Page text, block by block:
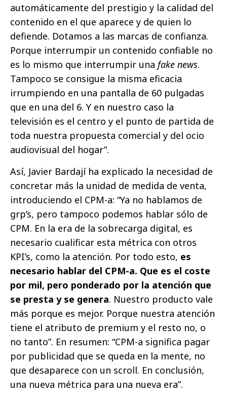
automáticamente del prestigio y la calidad del
contenido en el que aparece y de quien lo
defiende. Dotamos a las marcas de confianza.
Porque interrumpir un contenido confiable no
es lo mismo que interrumpir una fake news.
Tampoco se consigue la misma eficacia
irrumpiendo en una pantalla de 60 pulgadas
que en una del 6. Y en nuestro caso la
televisión es el centro y el punto de partida de
toda nuestra propuesta comercial y del ocio
audiovisual del hogar”.
Así, Javier Bardají ha explicado la necesidad de
concretar más la unidad de medida de venta,
introduciendo el CPM-a: “Ya no hablamos de
grp’s, pero tampoco podemos hablar sólo de
CPM. En la era de la sobrecarga digital, es
necesario cualificar esta métrica con otros
KPI’s, como la atención. Por todo esto, es
necesario hablar del CPM-a. Que es el coste
por mil, pero ponderado por la atención que
se presta y se genera. Nuestro producto vale
más porque es mejor. Porque nuestra atención
tiene el atributo de premium y el resto no, o
no tanto”. En resumen: “CPM-a significa pagar
por publicidad que se queda en la mente, no
que desaparece con un scroll. En conclusión,
una nueva métrica para una nueva era”.